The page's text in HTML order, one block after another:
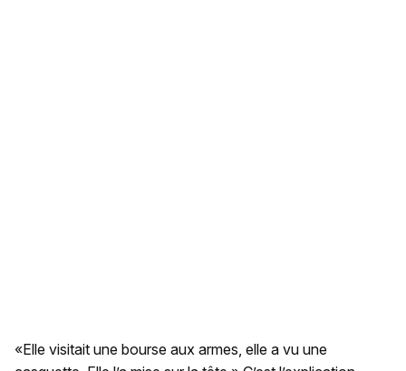
«Elle visitait une bourse aux armes, elle a vu une